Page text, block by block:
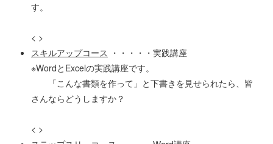
す。
< >
スキルアップコース ・・・・・実践講座
※WordとExcelの実践講座です。
「こんな書類を作って」と下書きを見せられたら、皆
さんならどうしますか？
< >